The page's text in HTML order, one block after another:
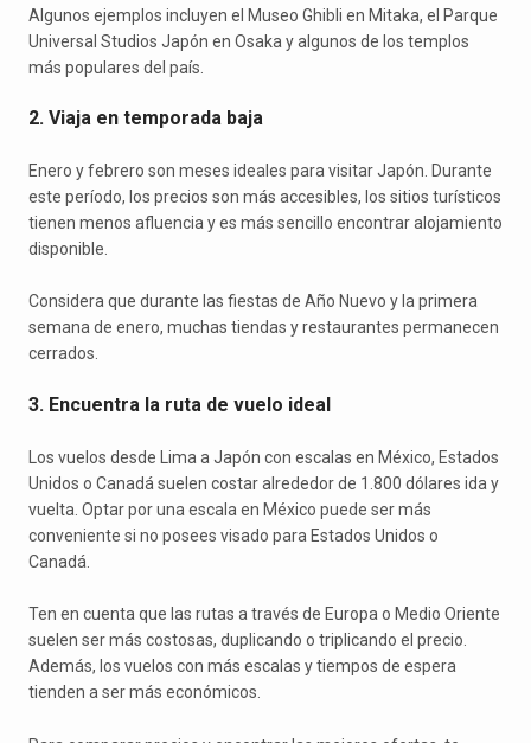
Algunos ejemplos incluyen el Museo Ghibli en Mitaka, el Parque
Universal Studios Japón en Osaka y algunos de los templos
más populares del país.
2. Viaja en temporada baja
Enero y febrero son meses ideales para visitar Japón. Durante
este período, los precios son más accesibles, los sitios turísticos
tienen menos afluencia y es más sencillo encontrar alojamiento
disponible.
Considera que durante las fiestas de Año Nuevo y la primera
semana de enero, muchas tiendas y restaurantes permanecen
cerrados.
3. Encuentra la ruta de vuelo ideal
Los vuelos desde Lima a Japón con escalas en México, Estados
Unidos o Canadá suelen costar alrededor de 1.800 dólares ida y
vuelta. Optar por una escala en México puede ser más
conveniente si no posees visado para Estados Unidos o
Canadá.
Ten en cuenta que las rutas a través de Europa o Medio Oriente
suelen ser más costosas, duplicando o triplicando el precio.
Además, los vuelos con más escalas y tiempos de espera
tienden a ser más económicos.